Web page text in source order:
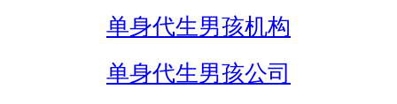
单身代生男孩机构
单身代生男孩公司